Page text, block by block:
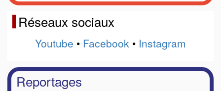
Réseaux sociaux
Youtube • Facebook • Instagram
Reportages